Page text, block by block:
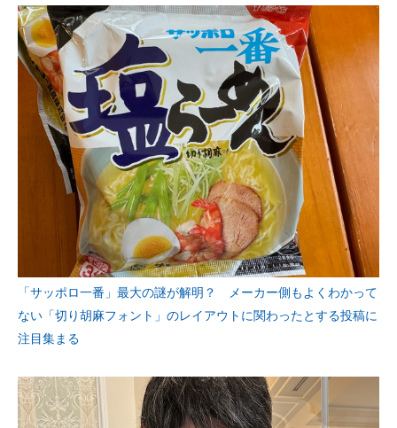
「サッポロ一番」最大の謎が解明？ メーカー側もよくわかって
ない「切り胡麻フォント」のレイアウトに関わったとする投稿に
注目集まる